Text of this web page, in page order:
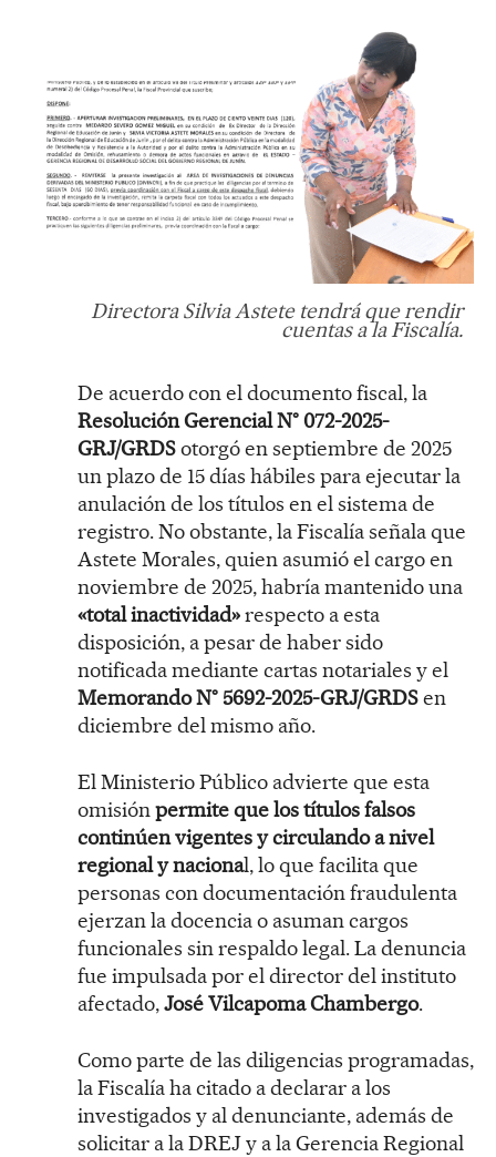
Directora Silvia Astete tendrá que rendir
cuentas a la Fiscalía.
De acuerdo con el documento fiscal, la
Resolución Gerencial N° 072-2025-
GRJ/GRDSotorgó en septiembre de 2025
un plazo de 15 días hábiles para ejecutar la
anulación de los títulos en el sistema de
registro. No obstante, la Fiscalía señala que
Astete Morales, quien asumió el cargo en
noviembre de 2025, habría mantenido una
«total inactividad»respecto a esta
disposición, a pesar de haber sido
notificada mediante cartas notariales y el
Memorando N° 5692-2025-GRJ/GRDSen
diciembre del mismo año.
El Ministerio Público advierte que esta
omisiónpermite que los títulos falsos
continúen vigentes y circulando a nivel
regional y nacional, lo que facilita que
personas con documentación fraudulenta
ejerzan la docencia o asuman cargos
funcionales sin respaldo legal. La denuncia
fue impulsada por el director del instituto
afectado,José Vilcapoma Chambergo.
Como parte de las diligencias programadas,
la Fiscalía ha citado a declarar a los
investigados y al denunciante, además de
solicitar a la DREJ y a la Gerencia Regional